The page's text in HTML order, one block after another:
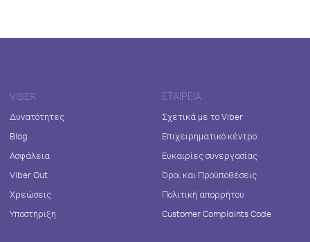
VIBER
Δυνατότητες
Blog
Ασφάλεια
Viber Out
Χρεώσεις
Υποστήριξη
ΕΤΑΙΡΕΊΑ
Σχετικά με το Viber
Επιχειρηματικό κέντρο
Ευκαιρίες συνεργασίας
Όροι και Προϋποθέσεις
Πολιτική απορρήτου
Customer Complaints Code